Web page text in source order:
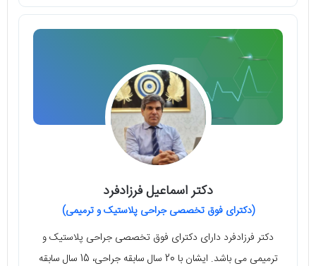
دکتر اسماعیل فرزادفرد
(دکترای فوق تخصصی جراحی پلاستیک و ترمیمی)
دکتر فرزادفرد دارای دکترای فوق تخصصی جراحی پلاستیک و
ترمیمی می باشد. ایشان با 20 سال سابقه جراحی، 15 سال سابقه